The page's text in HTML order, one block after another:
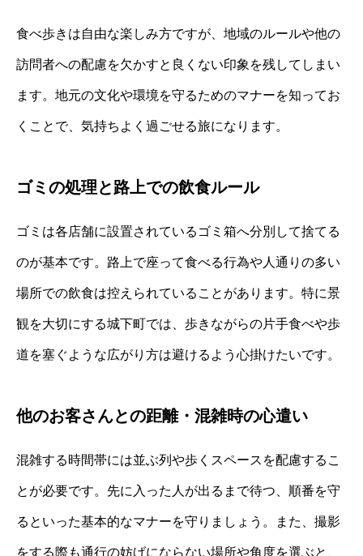
食べ歩きは自由な楽しみ方ですが、地域のルールや他の
訪問者への配慮を欠かすと良くない印象を残してしまい
ます。地元の文化や環境を守るためのマナーを知ってお
くことで、気持ちよく過ごせる旅になります。
ゴミの処理と路上での飲食ルール
ゴミは各店舗に設置されているゴミ箱へ分別して捨てる
のが基本です。路上で座って食べる行為や人通りの多い
場所での飲食は控えられていることがあります。特に景
観を大切にする城下町では、歩きながらの片手食べや歩
道を塞ぐような広がり方は避けるよう心掛けたいです。
他のお客さんとの距離・混雑時の心遣い
混雑する時間帯には並ぶ列や歩くスペースを配慮するこ
とが必要です。先に入った人が出るまで待つ、順番を守
るといった基本的なマナーを守りましょう。また、撮影
をする際も通行の妨げにならない場所や角度を選ぶと、